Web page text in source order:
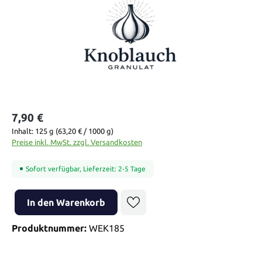
7,90 €
Inhalt: 125 g (63,20 € / 1000 g)
Preise inkl. MwSt. zzgl. Versandkosten
Sofort verfügbar, Lieferzeit: 2-5 Tage
Produkt Anzahl: Gib den gewünschten Wert ein oder benutze die
In den Warenkorb
Produktnummer: WEK185